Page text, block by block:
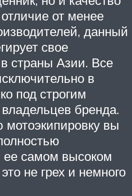
от менее
данный
свое
страны Азии. Все
в
под строгим
бренда.
мотоэкипировку вы
самом высоком
не грех и немного